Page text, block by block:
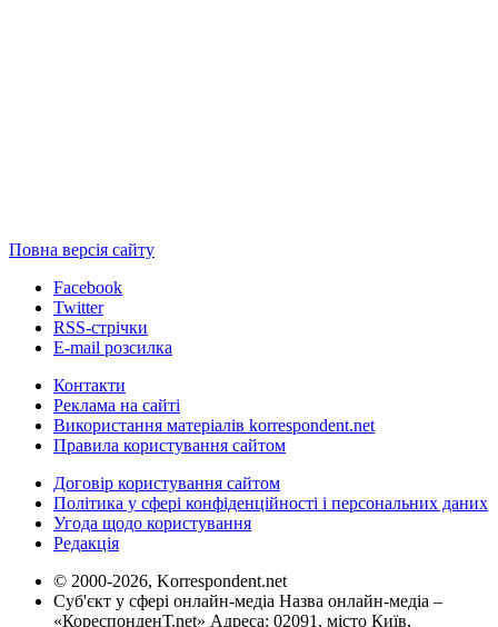
Повна версія сайту
Facebook
Twitter
RSS-стрічки
E-mail розсилка
Контакти
Реклама на сайті
Використання матеріалів korrespondent.net
Правила користування сайтом
Договір користування сайтом
Політика у сфері конфіденційності і персональних даних
Угода щодо користування
Редакція
© 2000-2026, Korrespondent.net
Суб'єкт у сфері онлайн-медіа Назва онлайн-медіа –
«КореспонденТ.net» Адреса: 02091, місто Київ,